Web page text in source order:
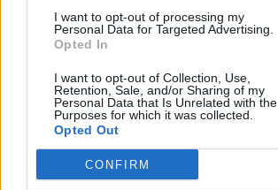
I want to opt-out of processing my
Personal Data for Targeted Advertising.
Opted In
I want to opt-out of Collection, Use,
Retention, Sale, and/or Sharing of my
Personal Data that Is Unrelated with the
Purposes for which it was collected.
Opted Out
CONFIRM